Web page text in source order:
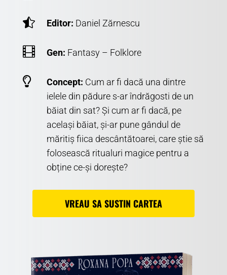
 Editor: Daniel Zărnescu
 Gen: Fantasy – Folklore
 Concept: Cum ar fi dacă una dintre
ielele din pădure s-ar îndrăgosti de un
băiat din sat? Și cum ar fi dacă, pe
același băiat, și-ar pune gândul de
măritiș fiica descântătoarei, care știe să
folosească ritualuri magice pentru a
obține ce-și dorește?
VREAU SA SUSTIN CARTEA